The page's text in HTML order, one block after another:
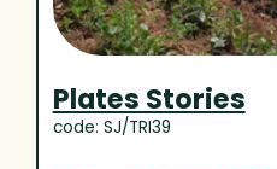
Plates Stories
code: SJ/TRI39